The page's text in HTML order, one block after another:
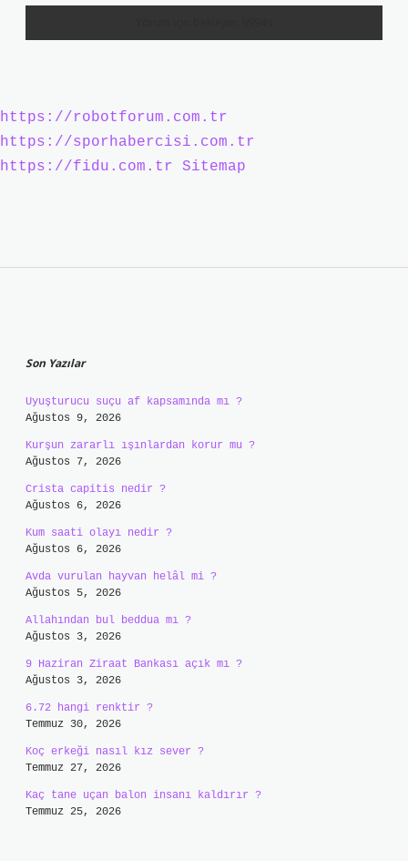
https://robotforum.com.tr
https://sporhabercisi.com.tr
https://fidu.com.tr
Sitemap
Son Yazılar
Uyuşturucu suçu af kapsamında mı ?
Ağustos 9, 2026
Kurşun zararlı ışınlardan korur mu ?
Ağustos 7, 2026
Crista capitis nedir ?
Ağustos 6, 2026
Kum saati olayı nedir ?
Ağustos 6, 2026
Avda vurulan hayvan helâl mi ?
Ağustos 5, 2026
Allahından bul beddua mı ?
Ağustos 3, 2026
9 Haziran Ziraat Bankası açık mı ?
Ağustos 3, 2026
6.72 hangi renktir ?
Temmuz 30, 2026
Koç erkeği nasıl kız sever ?
Temmuz 27, 2026
Kaç tane uçan balon insanı kaldırır ?
Temmuz 25, 2026